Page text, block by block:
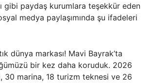
gibi paydaş kurumlara teşekkür eden
medya paylaşımında şu ifadeleri
dünya markası! Mavi Bayrak’ta
bir kez daha koruduk. 2026
30 marina, 18 turizm teknesi ve 26